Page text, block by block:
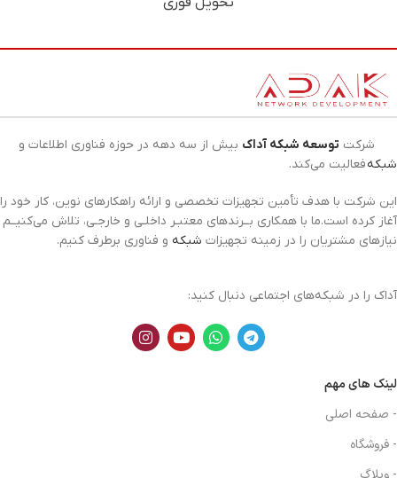
شرکت توسعه شبکه آداک بیش از سه دهه در حوزه فناوری اطلاعات و
شبکهفعالیت می‌کند.
این شرکت با هدف تأمین تجهیزات تخصصی و ارائه راهکارهای نوین، کار خود را
آغاز کرده است.ما با همکاری بــرندهای معتبـر داخلـی و خارجـی، تلاش می‌کنیــم
نیازهای مشتریان را در زمینه تجهیزات شبکه و فناوری برطرف کنیم.
آداک را در شبکه‌های اجتماعی دنبال کنید:
لینک های مهم
- صفحه اصلی
- فروشگاه